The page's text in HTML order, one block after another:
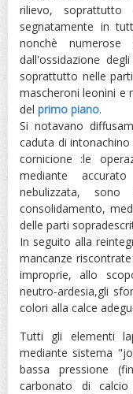
rilievo,
segnatamente in
nonchè
dall'ossidazione
soprattutto nelle
mascheroni leonini e
del primo piano.
Si notavano
caduta di
cornicione :le
mediante
nebulizzata,
consolidamento,
delle parti
In seguito alla
mancanze
improprie, allo
neutro-ardesia,gli
colori alla calce
Tutti gli elementi
mediante sistema
bassa pressione
carbonato di